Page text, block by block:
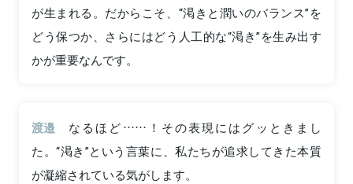
が生まれる。だからこそ、“渇きと潤いのバランス”を
どう保つか、さらにはどう人工的な“渇き”を生み出す
かが重要なんです。
渡邉
なるほど……！その表現にはグッときまし
た。“渇き”という言葉に、私たちが追求してきた本質
が凝縮されている気がします。